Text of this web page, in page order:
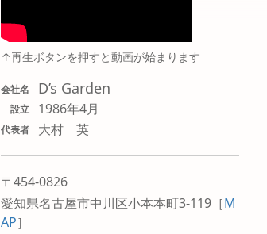
↑再生ボタンを押すと動画が始まります
会社名 D’s Garden
設立 1986年4月
代表者 大村 英
〒454-0826
愛知県名古屋市中川区小本本町3-119 ［M
AP］